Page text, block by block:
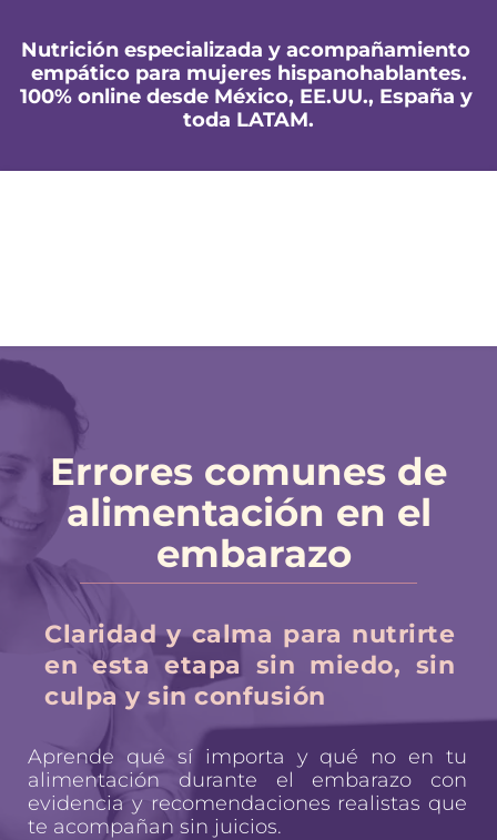
Nutrición especializada y acompañamiento
empático para mujeres hispanohablantes.
100% online desde México, EE.UU., España y
toda LATAM.
Errores comunes de
alimentación en el
embarazo
Claridad y calma para nutrirte
en esta etapa sin miedo, sin
culpa y sin confusión
Aprende qué sí importa y qué no en tu
alimentación durante el embarazo con
evidencia y recomendaciones realistas que
te acompañan sin juicios.